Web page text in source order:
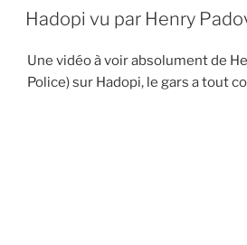
LE
Hadopi vu par Henry
Une vidéo à voir absolument de
Police) sur Hadopi, le gars a tout